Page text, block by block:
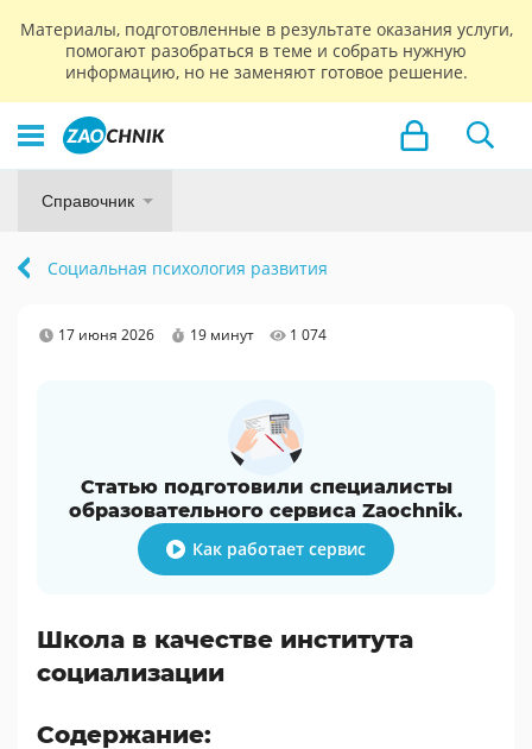
Материалы, подготовленные в результате оказания услуги,
помогают разобраться в теме и собрать нужную
информацию, но не заменяют готовое решение.
Справочник
Социальная психология развития
17 июня 2026 19 минут 1 074
Статью подготовили специалисты
образовательного сервиса Zaochnik.
Как работает сервис
Школа в качестве института
социализации
Содержание: